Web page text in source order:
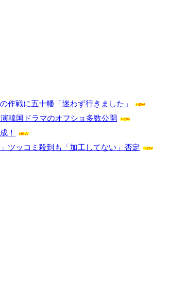
作戦に五十幡「迷わず行きました」
韓国ドラマのオフショ多数公開
！
ツッコミ殺到も「加工してない」否定